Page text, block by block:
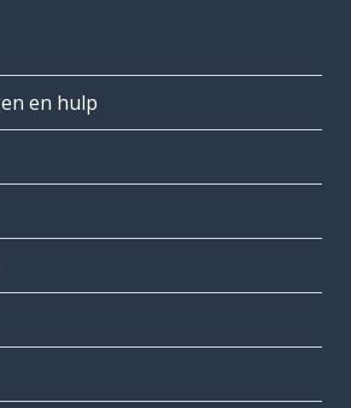
en hulp